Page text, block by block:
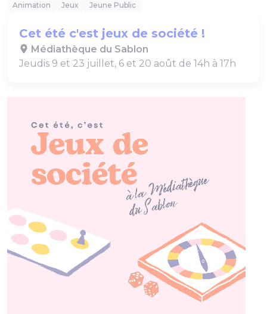
Animation Jeux Jeune Public
Cet été c'est jeux de société !
Médiathèque du Sablon
Jeudis 9 et 23 juillet, 6 et 20 août de 14h à 17h